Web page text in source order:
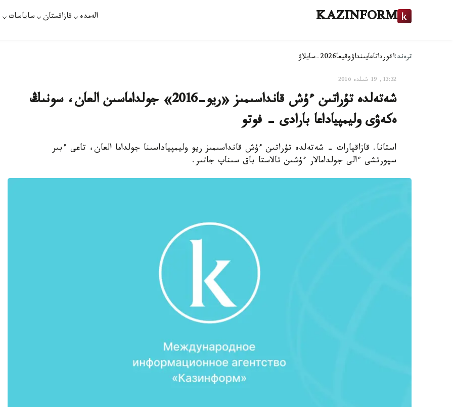
KAZINFORM الەمدە قازاقستان ساياسات
ترەند:اقورداتاعايىنداۋوقيعا2026-سايلاۋ
13:32, 19 شىلدە 2016
شەتەلدە تۇراتىن ءۇش قانداسىمىز «ريو-2016» جولداماسىن العان، سونىڭ
ەكەۋى وليمپياداعا بارادى - فوتو
استانا. قازاقپارات - شەتەلدە تۇراتىن ءۇش قانداسىمىز ريو وليمپياداسىنا جولداما العان، تاعى ءبىر
سپورتشى ءالى جولدامالار ءۇشىن تالاستا باق سىناپ جاتىر.